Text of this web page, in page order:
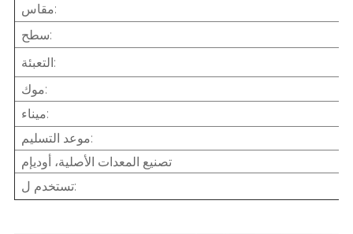
مقاس:
سطح:
التعبئة:
موك:
ميناء:
موعد التسليم:
تصنيع المعدات الأصلية، أوديإم
تستخدم ل: